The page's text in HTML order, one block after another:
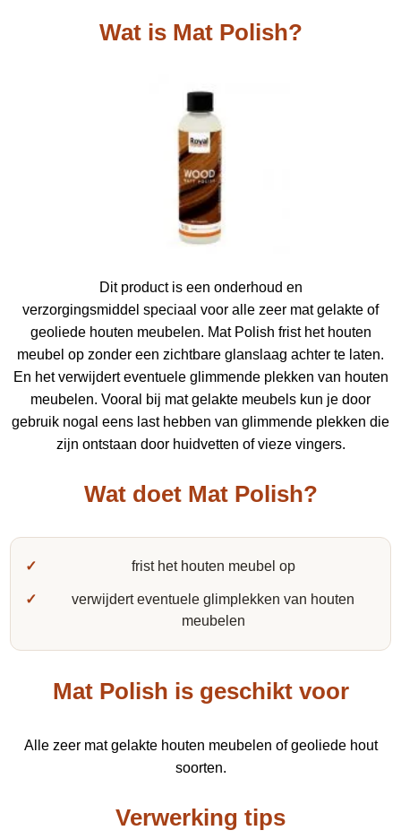
Wat is Mat Polish?
Dit product is een onderhoud en
verzorgingsmiddel speciaal voor alle zeer mat gelakte of
geoliede houten meubelen. Mat Polish frist het houten
meubel op zonder een zichtbare glanslaag achter te laten.
En het verwijdert eventuele glimmende plekken van houten
meubelen. Vooral bij mat gelakte meubels kun je door
gebruik nogal eens last hebben van glimmende plekken die
zijn ontstaan door huidvetten of vieze vingers.
Wat doet Mat Polish?
frist het houten meubel op
verwijdert eventuele glimplekken van houten
meubelen
Mat Polish is geschikt voor
Alle zeer mat gelakte houten meubelen of geoliede hout
soorten.
Verwerking tips